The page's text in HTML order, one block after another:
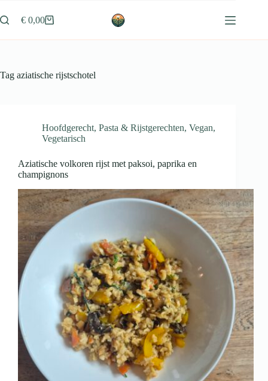
naar
de
Winkelwagen
€ 0,00
Tag aziatische rijstschotel
Hoofdgerecht, Pasta & Rijstgerechten, Vegan,
Vegetarisch
Aziatische volkoren rijst met paksoi, paprika en
champignons